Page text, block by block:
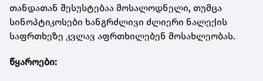
თანდათან შესუსტებაა მოსალოდნელი, თუმცა
სინოპტიკოსები ხანგრძლივი ძლიერი ნალექის
საფრთხეზე კვლავ აფრთხილებენ მოსახლეობას.
წყაროები: